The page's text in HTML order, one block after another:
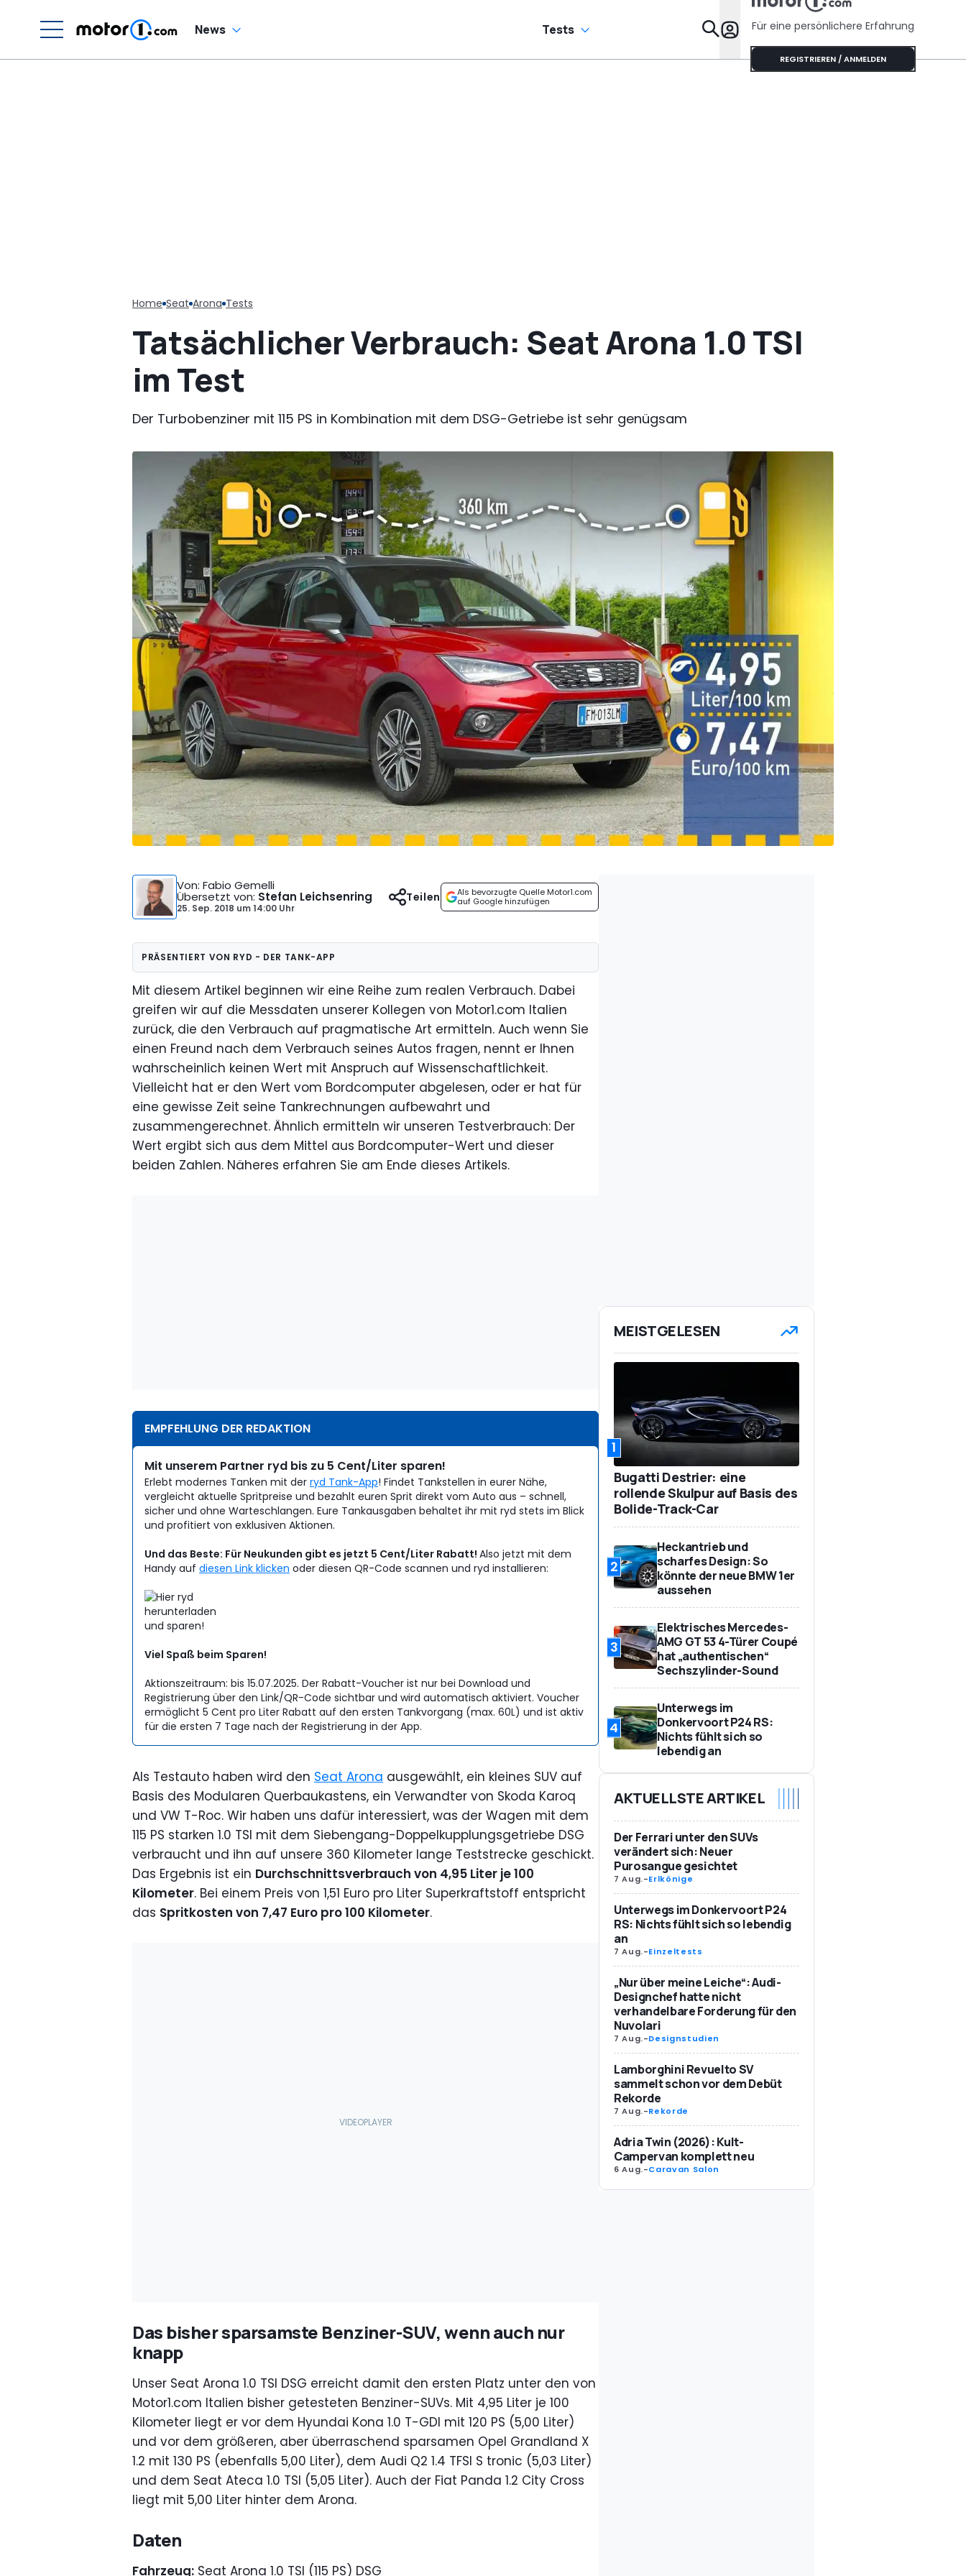
News Tests Specials
Für eine persönlichere Erfahrung
REGISTRIEREN / ANMELDEN
Home Seat Arona Tests
Tatsächlicher Verbrauch: Seat Arona 1.0 TSI
im Test
Der Turbobenziner mit 115 PS in Kombination mit dem DSG-Getriebe ist sehr genügsam
Von: Fabio Gemelli
Übersetzt von: Stefan Leichsenring
25. Sep. 2018 um14:00 Uhr
Als bevorzugte Quelle Motor1.com
auf Google hinzufügen
Teilen
PRÄSENTIERT VON RYD - DER TANK-APP
Mit diesem Artikel beginnen wir eine Reihe zum realen Verbrauch. Dabei
greifen wir auf die Messdaten unserer Kollegen von Motor1.com Italien
zurück, die den Verbrauch auf pragmatische Art ermitteln. Auch wenn Sie
einen Freund nach dem Verbrauch seines Autos fragen, nennt er Ihnen
wahrscheinlich keinen Wert mit Anspruch auf Wissenschaftlichkeit.
Vielleicht hat er den Wert vom Bordcomputer abgelesen, oder er hat für
eine gewisse Zeit seine Tankrechnungen aufbewahrt und
zusammengerechnet. Ähnlich ermitteln wir unseren Testverbrauch: Der
Wert ergibt sich aus dem Mittel aus Bordcomputer-Wert und dieser
beiden Zahlen. Näheres erfahren Sie am Ende dieses Artikels.
EMPFEHLUNG DER REDAKTION Anzeige
Mit unserem Partner ryd bis zu 5 Cent/Liter sparen!
Erlebt modernes Tanken mit der ryd Tank-App! Findet Tankstellen in eurer Nähe,
vergleicht aktuelle Spritpreise und bezahlt euren Sprit direkt vom Auto aus – schnell,
sicher und ohne Warteschlangen. Eure Tankausgaben behaltet ihr mit ryd stets im Blick
und profitiert von exklusiven Aktionen.
Und das Beste: Für Neukunden gibt es jetzt 5 Cent/Liter Rabatt! Also jetzt mit dem
Handy auf diesen Link klicken oder diesen QR-Code scannen und ryd installieren:
Viel Spaß beim Sparen!
Aktionszeitraum: bis 15.07.2025. Der Rabatt-Voucher ist nur bei Download und
Registrierung über den Link/QR-Code sichtbar und wird automatisch aktiviert. Voucher
ermöglicht 5 Cent pro Liter Rabatt auf den ersten Tankvorgang (max. 60L) und ist aktiv
für die ersten 7 Tage nach der Registrierung in der App.
Als Testauto haben wird den Seat Arona ausgewählt, ein kleines SUV auf
Basis des Modularen Querbaukastens, ein Verwandter von Skoda Karoq
und VW T-Roc. Wir haben uns dafür interessiert, was der Wagen mit dem
115 PS starken 1.0 TSI mit dem Siebengang-Doppelkupplungsgetriebe DSG
verbraucht und ihn auf unsere 360 Kilometer lange Teststrecke geschickt.
Das Ergebnis ist ein Durchschnittsverbrauch von 4,95 Liter je 100
Kilometer. Bei einem Preis von 1,51 Euro pro Liter Superkraftstoff entspricht
das Spritkosten von 7,47 Euro pro 100 Kilometer.
Das bisher sparsamste Benziner-SUV, wenn auch nur
knapp
Unser Seat Arona 1.0 TSI DSG erreicht damit den ersten Platz unter den von
Motor1.com Italien bisher getesteten Benziner-SUVs. Mit 4,95 Liter je 100
Kilometer liegt er vor dem Hyundai Kona 1.0 T-GDI mit 120 PS (5,00 Liter)
und vor dem größeren, aber überraschend sparsamen Opel Grandland X
1.2 mit 130 PS (ebenfalls 5,00 Liter), dem Audi Q2 1.4 TFSI S tronic (5,03 Liter)
und dem Seat Ateca 1.0 TSI (5,05 Liter). Auch der Fiat Panda 1.2 City Cross
liegt mit 5,00 Liter hinter dem Arona.
Daten
Fahrzeug: Seat Arona 1.0 TSI (115 PS) DSG
MEISTGELESEN
1
Bugatti Destrier: eine
rollende Skulpur auf Basis des
Bolide-Track-Car
2
Heckantrieb und
scharfes Design: So
könnte der neue BMW 1er
aussehen
3
Elektrisches Mercedes-
AMG GT 53 4-Türer Coupé
hat „authentischen“
Sechszylinder-Sound
4
Unterwegs im
Donkervoort P24 RS:
Nichts fühlt sich so
lebendig an
AKTUELLSTE ARTIKEL
Der Ferrari unter den SUVs
verändert sich: Neuer
Purosangue gesichtet
7 Aug.-Erlkönige
Unterwegs im Donkervoort P24
RS: Nichts fühlt sich so lebendig
an
7 Aug.-Einzeltests
„Nur über meine Leiche“: Audi-
Designchef hatte nicht
verhandelbare Forderung für den
Nuvolari
7 Aug.-Designstudien
Lamborghini Revuelto SV
sammelt schon vor dem Debüt
Rekorde
7 Aug.-Rekorde
Adria Twin (2026): Kult-
Campervan komplett neu
6 Aug.-Caravan Salon